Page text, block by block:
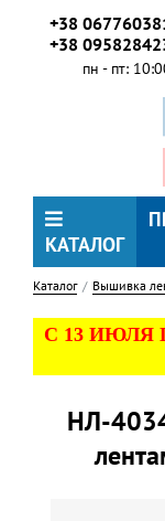
+38
+38
пн - пт:
КАТАЛОГ
Каталог Вышивка
С 13 ИЮЛЯ
НЛ-